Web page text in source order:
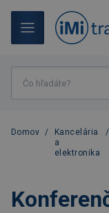
Domov /
Kancelária
a
elektronika
/